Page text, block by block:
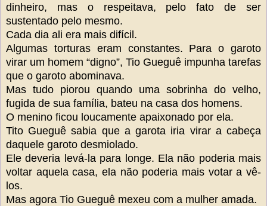
dinheiro, mas o respeitava, pelo fato de ser
sustentado pelo mesmo.
Cada dia ali era mais difícil.
Algumas torturas eram constantes. Para o garoto
virar um homem “digno”, Tio Gueguê impunha tarefas
que o garoto abominava.
Mas tudo piorou quando uma sobrinha do velho,
fugida de sua família, bateu na casa dos homens.
O menino ficou loucamente apaixonado por ela.
Tito Gueguê sabia que a garota iria virar a cabeça
daquele garoto desmiolado.
Ele deveria levá-la para longe. Ela não poderia mais
voltar aquela casa, ela não poderia mais votar a vê-
los.
Mas agora Tio Gueguê mexeu com a mulher amada.